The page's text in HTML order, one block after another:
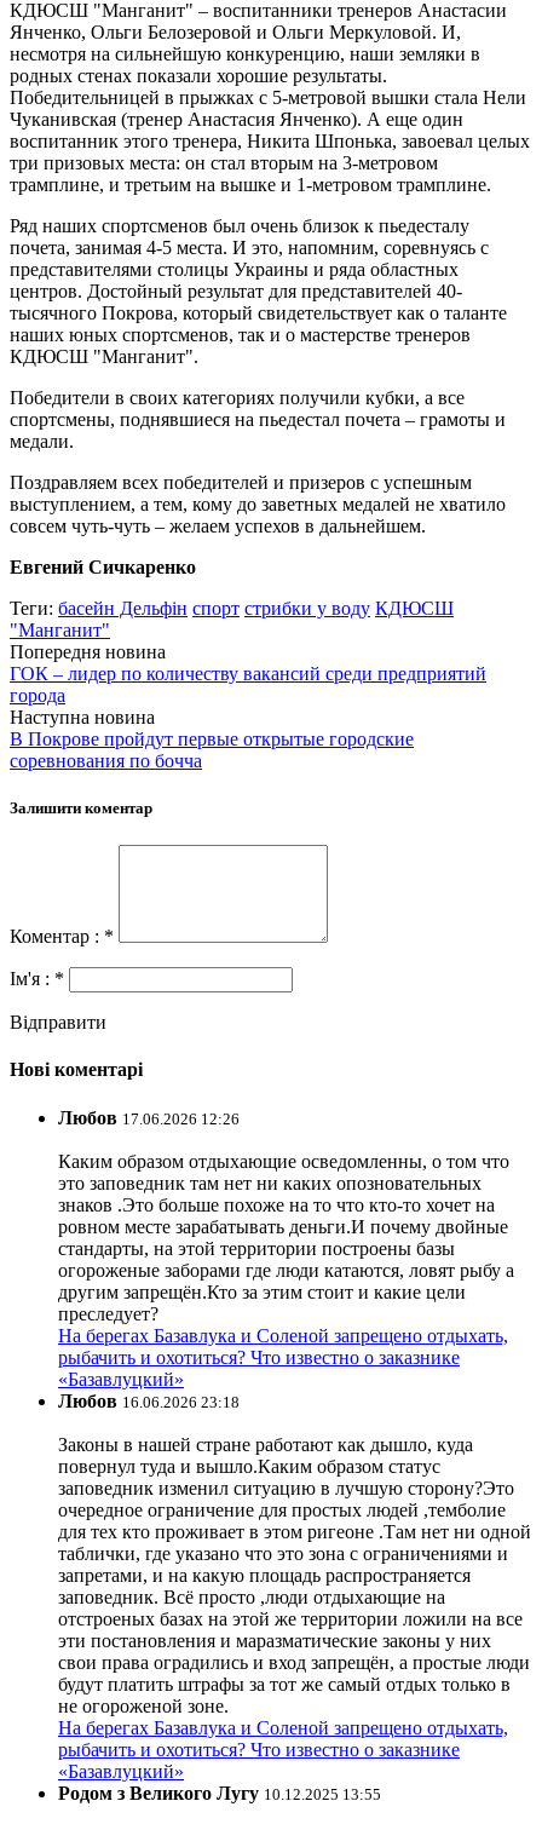
КДЮСШ "Манганит" – воспитанники тренеров Анастасии
Янченко, Ольги Белозеровой и Ольги Меркуловой. И,
несмотря на сильнейшую конкуренцию, наши земляки в
родных стенах показали хорошие результаты.
Победительницей в прыжках с 5-метровой вышки стала Нели
Чуканивская (тренер Анастасия Янченко). А еще один
воспитанник этого тренера, Никита Шпонька, завоевал целых
три призовых места: он стал вторым на 3-метровом
трамплине, и третьим на вышке и 1-метровом трамплине.
Ряд наших спортсменов был очень близок к пьедесталу
почета, занимая 4-5 места. И это, напомним, соревнуясь с
представителями столицы Украины и ряда областных
центров. Достойный результат для представителей 40-
тысячного Покрова, который свидетельствует как о таланте
наших юных спортсменов, так и о мастерстве тренеров
КДЮСШ "Манганит".
Победители в своих категориях получили кубки, а все
спортсмены, поднявшиеся на пьедестал почета – грамоты и
медали.
Поздравляем всех победителей и призеров с успешным
выступлением, а тем, кому до заветных медалей не хватило
совсем чуть-чуть – желаем успехов в дальнейшем.
Евгений Сичкаренко
Теги: басейн Дельфін спорт стрибки у воду КДЮСШ
"Манганит"
Попередня новина
ГОК – лидер по количеству вакансий среди предприятий
города
Наступна новина
В Покрове пройдут первые открытые городские
соревнования по бочча
Залишити коментар
Коментар : *
Ім'я : *
Відправити
Нові коментарі
Любов 17.06.2026 12:26
Каким образом отдыхающие осведомленны, о том что
это заповедник там нет ни каких опозновательных
знаков .Это больше похоже на то что кто-то хочет на
ровном месте зарабатывать деньги.И почему двойные
стандарты, на этой территории построены базы
огороженые заборами где люди катаются, ловят рыбу а
другим запрещён.Кто за этим стоит и какие цели
преследует?
На берегах Базавлука и Соленой запрещено отдыхать,
рыбачить и охотиться? Что известно о заказнике
«Базавлуцкий»
Любов 16.06.2026 23:18
Законы в нашей стране работают как дышло, куда
повернул туда и вышло.Каким образом статус
заповедник изменил ситуацию в лучшую сторону?Это
очередное ограничение для простых людей ,темболие
для тех кто проживает в этом ригеоне .Там нет ни одной
таблички, где указано что это зона с ограничениями и
запретами, и на какую площадь распространяется
заповедник. Всё просто ,люди отдыхающие на
отстроеных базах на этой же территории ложили на все
эти постановления и маразматические законы у них
свои права оградились и вход запрещён, а простые люди
будут платить штрафы за тот же самый отдых только в
не огороженой зоне.
На берегах Базавлука и Соленой запрещено отдыхать,
рыбачить и охотиться? Что известно о заказнике
«Базавлуцкий»
Родом з Великого Лугу 10.12.2025 13:55